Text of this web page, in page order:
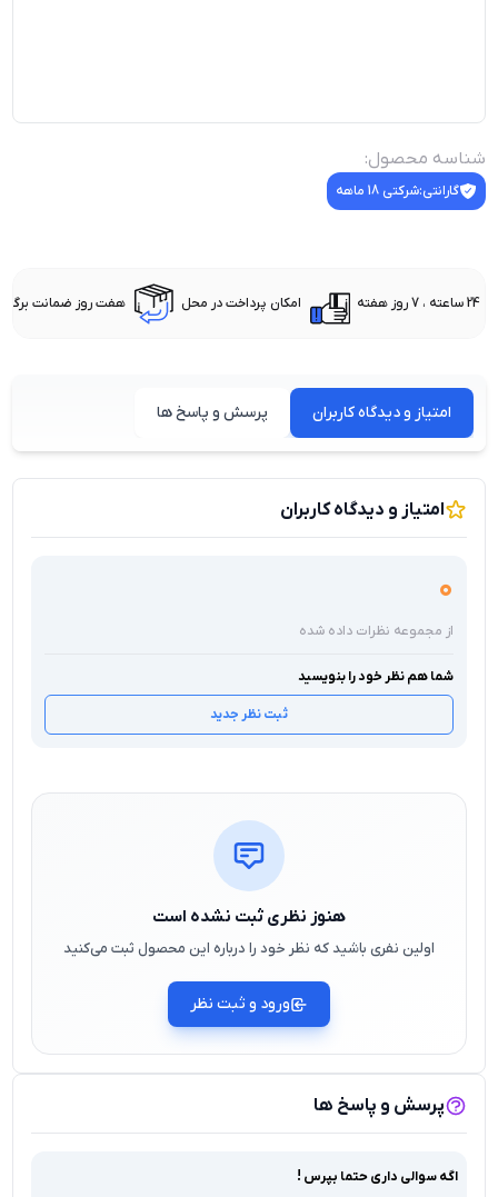
شناسه محصول:
گارانتی:شرکتی 18 ماهه
24 ساعته ، 7 روز هفته امکان پرداخت در محل هفت روز ضمانت
امتیاز و دیدگاه کاربران پرسش و پاسخ ها
امتیاز و دیدگاه کاربران
0
از مجموعه نظرات داده شده
شما هم نظر خود را بنویسید
ثبت نظر جدید
هنوز نظری ثبت نشده است
اولین نفری باشید که نظر خود را درباره این محصول ثبت می‌کنید
ورود و ثبت نظر
پرسش و پاسخ ها
اگه سوالی داری حتما بپرس !